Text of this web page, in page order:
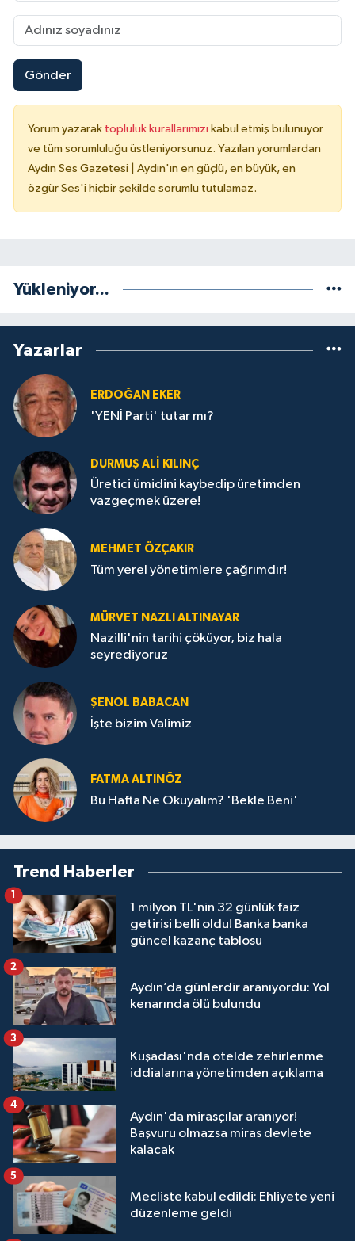
Gönder
Yorum yazarak topluluk kurallarımızı kabul etmiş bulunuyor
ve tüm sorumluluğu üstleniyorsunuz. Yazılan yorumlardan
Aydın Ses Gazetesi | Aydın'ın en güçlü, en büyük, en
özgür Ses'i hiçbir şekilde sorumlu tutulamaz.
Yükleniyor...
Yazarlar
ERDOĞAN EKER
'YENİ Parti' tutar mı?
DURMUŞ ALI KILINÇ
Üretici ümidini kaybedip üretimden
vazgeçmek üzere!
MEHMET ÖZÇAKIR
Tüm yerel yönetimlere çağrımdır!
MÜRVET NAZLI ALTINAYAR
Nazilli'nin tarihi çöküyor, biz hala
seyrediyoruz
ŞENOL BABACAN
İşte bizim Valimiz
FATMA ALTINÖZ
Bu Hafta Ne Okuyalım? 'Bekle Beni'
Trend Haberler
1 milyon TL'nin 32 günlük faiz
getirisi belli oldu! Banka banka
güncel kazanç tablosu
1
Aydın’da günlerdir aranıyordu: Yol
kenarında ölü bulundu
2
Kuşadası'nda otelde zehirlenme
iddialarına yönetimden açıklama
3
Aydın'da mirasçılar aranıyor!
Başvuru olmazsa miras devlete
kalacak
4
Mecliste kabul edildi: Ehliyete yeni
düzenleme geldi
5